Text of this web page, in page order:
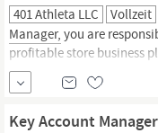
401 Athleta LLC Vollzeit
Manager, you are
profitable store business
keymetrics and is meeting
between the brand vision
You drive profitable sales
Key Account